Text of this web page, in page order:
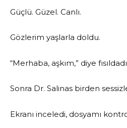
Güçlü. Güzel. Canlı.
Gözlerim yaşlarla doldu.
“Merhaba, aşkım,” diye
Sonra Dr. Salinas birden
Ekranı inceledi, dosyamı